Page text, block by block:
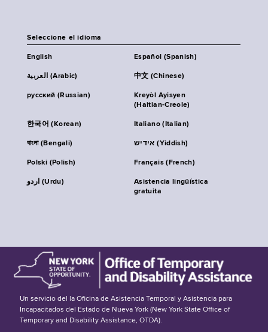
Seleccione el idioma
English Español (Spanish)
العربية (Arabic) 中文 (Chinese)
русский (Russian)
Kreyòl Ayisyen
(Haitian-Creole)
한국어 (Korean) Italiano (Italian)
বাংলা (Bengali) אידיש (Yiddish)
Polski (Polish) Français (French)
اردو (Urdu)
Asistencia lingüística
gratuita
Un servicio del la Oficina de Asistencia Temporal y Asistencia para
Incapacitados del Estado de Nueva York (New York State Office of
Temporary and Disability Assistance, OTDA).